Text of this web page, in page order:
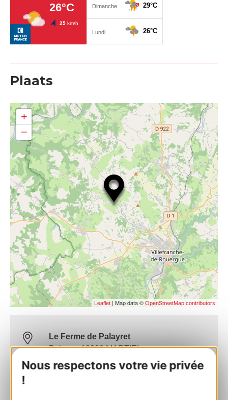
Nous respectons votre vie privée
!
Plaats
+
−
Leaflet | Map data © OpenStreetMap contributors
Le Ferme de Palayret
Palayret 12200 MARTIEL
Bereken uw route